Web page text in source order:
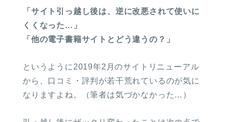
「サイト引っ越し後は、逆に改悪されて使いに
くくなった…」
「他の電子書籍サイトとどう違うの？」
というように2019年2月のサイトリニューアル
から、口コミ・評判が若干荒れているのが気に
なりますよね。（筆者は気づかなかった…）